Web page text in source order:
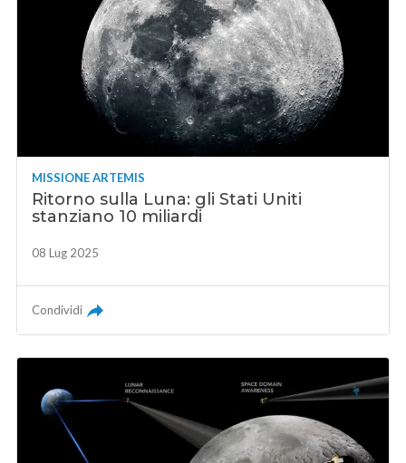
MISSIONE ARTEMIS
Ritorno sulla Luna: gli Stati Uniti
stanziano 10 miliardi
08 Lug 2025
Condividi